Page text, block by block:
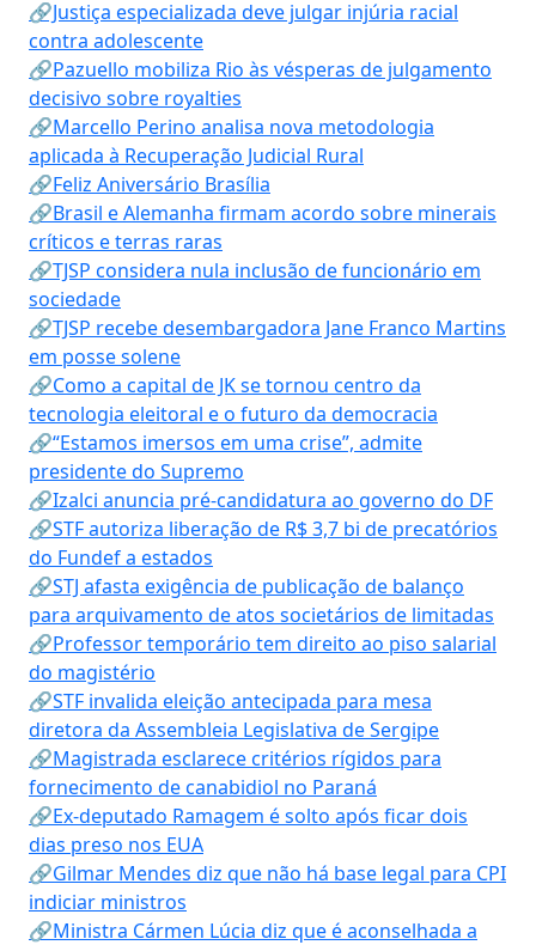
🔗Justiça especializada deve julgar injúria racial
contra adolescente
🔗Pazuello mobiliza Rio às vésperas de julgamento
decisivo sobre royalties
🔗Marcello Perino analisa nova metodologia
aplicada à Recuperação Judicial Rural
🔗Feliz Aniversário Brasília
🔗Brasil e Alemanha firmam acordo sobre minerais
críticos e terras raras
🔗TJSP considera nula inclusão de funcionário em
sociedade
🔗TJSP recebe desembargadora Jane Franco Martins
em posse solene
🔗Como a capital de JK se tornou centro da
tecnologia eleitoral e o futuro da democracia
🔗“Estamos imersos em uma crise”, admite
presidente do Supremo
🔗Izalci anuncia pré-candidatura ao governo do DF
🔗STF autoriza liberação de R$ 3,7 bi de precatórios
do Fundef a estados
🔗STJ afasta exigência de publicação de balanço
para arquivamento de atos societários de limitadas
🔗Professor temporário tem direito ao piso salarial
do magistério
🔗STF invalida eleição antecipada para mesa
diretora da Assembleia Legislativa de Sergipe
🔗Magistrada esclarece critérios rígidos para
fornecimento de canabidiol no Paraná
🔗Ex-deputado Ramagem é solto após ficar dois
dias preso nos EUA
🔗Gilmar Mendes diz que não há base legal para CPI
indiciar ministros
🔗Ministra Cármen Lúcia diz que é aconselhada a